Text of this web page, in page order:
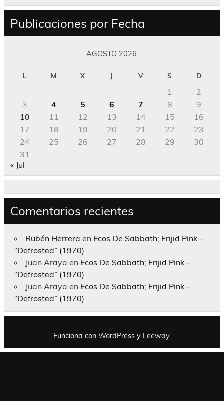
Publicaciones por Fecha
AGOSTO 2026
L M X J V S D
1
2
3
4 5 6 7 8
9
10
11 12 13 14 15
16
17
18 19 20 21 22
23
24
25 26 27 28 29
30
31
« Jul
Comentarios recientes
Rubén Herrera en Ecos De Sabbath; Frijid Pink –
“Defrosted” (1970)
Juan Araya en Ecos De Sabbath; Frijid Pink –
“Defrosted” (1970)
Juan Araya en Ecos De Sabbath; Frijid Pink –
“Defrosted” (1970)
Funciona con WordPressy Leeway.